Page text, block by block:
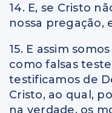
14. E, se Cristo
nossa pregação,
15. E assim
como falsas
testificamos de
Cristo, ao qual,
na verdade, os